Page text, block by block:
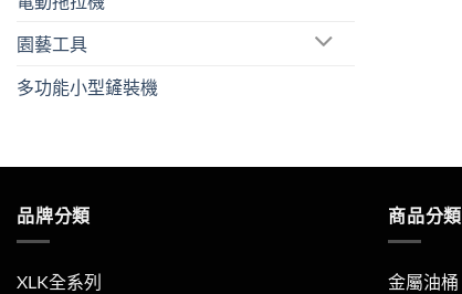
園藝工具
多功能小型鏟裝機
品牌分類
XLK全系列
商品分類
金屬油桶